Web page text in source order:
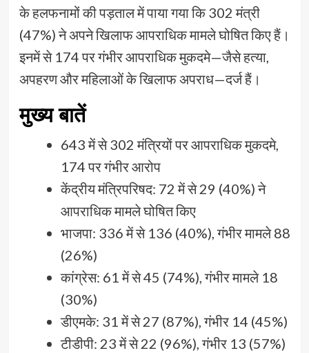
के हलफनामों की पड़ताल में पाया गया कि 302 मंत्री
(47%) ने अपने खिलाफ आपराधिक मामले घोषित किए हैं।
इनमें से 174 पर गंभीर आपराधिक मुकदमे—जैसे हत्या,
अपहरण और महिलाओं के खिलाफ अपराध—दर्ज हैं।
मुख्य बातें
643 में से 302 मंत्रियों पर आपराधिक मुकदमे,
174 पर गंभीर आरोप
केंद्रीय मंत्रिपरिषद: 72 में से 29 (40%) ने
आपराधिक मामले घोषित किए
भाजपा: 336 में से 136 (40%), गंभीर मामले 88
(26%)
कांग्रेस: 61 में से 45 (74%), गंभीर मामले 18
(30%)
डीएमके: 31 में से 27 (87%), गंभीर 14 (45%)
टीडीपी: 23 में से 22 (96%), गंभीर 13 (57%)